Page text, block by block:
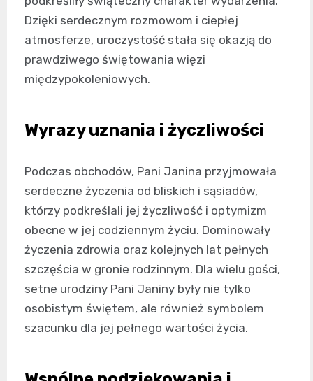
Dzięki serdecznym rozmowom i ciepłej
atmosferze, uroczystość stała się okazją do
prawdziwego świętowania więzi
międzypokoleniowych.
Wyrazy uznania i życzliwości
Podczas obchodów, Pani Janina przyjmowała
serdeczne życzenia od bliskich i sąsiadów,
którzy podkreślali jej życzliwość i optymizm
obecne w jej codziennym życiu. Dominowały
życzenia zdrowia oraz kolejnych lat pełnych
szczęścia w gronie rodzinnym. Dla wielu gości,
setne urodziny Pani Janiny były nie tylko
osobistym świętem, ale również symbolem
szacunku dla jej pełnego wartości życia.